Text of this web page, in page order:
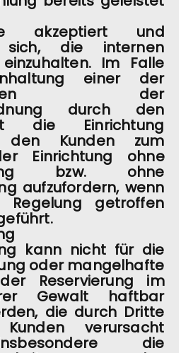
akzeptiert und
sich, die internen
Im Falle
einer der
der
durch den
die Einrichtung
den Kunden zum
Einrichtung ohne
bzw. ohne
aufzufordern, wenn
Regelung getroffen
kann nicht für die
oder mangelhafte
Reservierung im
Gewalt haftbar
die durch Dritte
verursacht
die